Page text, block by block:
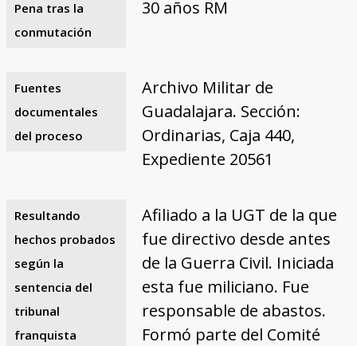
Pena tras la
conmutación
30 años RM
Fuentes
documentales
del proceso
Archivo Militar de
Guadalajara. Sección:
Ordinarias, Caja 440,
Expediente 20561
Resultando
hechos probados
según la
sentencia del
tribunal
franquista
Afiliado a la UGT de la que
fue directivo desde antes
de la Guerra Civil. Iniciada
esta fue miliciano. Fue
responsable de abastos.
Formó parte del Comité